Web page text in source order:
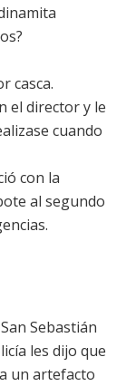
casca.
el director y le
cuando
con la
al segundo
Sebastián
les dijo que
un artefacto